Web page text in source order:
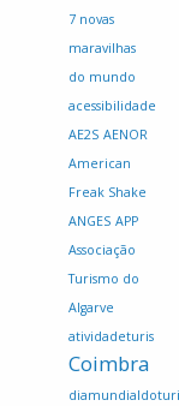
7 novas
maravilhas
do mundo
acessibilidade
AE2S AENOR
American
Freak Shake
ANGES APP
Associação
Turismo do
Algarve
atividadeturis
Coimbra